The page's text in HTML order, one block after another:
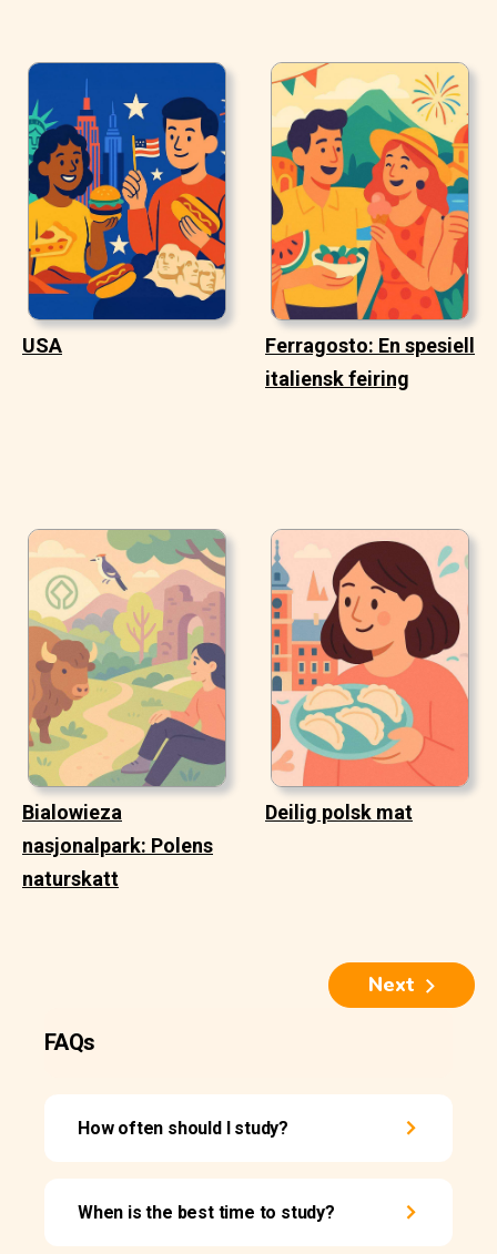
USA
Ferragosto: En spesiell
italiensk feiring
Bialowieza
nasjonalpark: Polens
naturskatt
Deilig polsk mat
Next
FAQs
How often should I study?
When is the best time to study?